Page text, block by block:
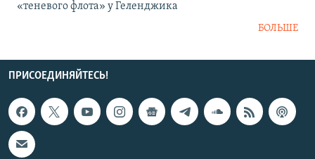
«теневого флота» у Геленджика
БОЛЬШЕ
ПРИСОЕДИНЯЙТЕСЬ!